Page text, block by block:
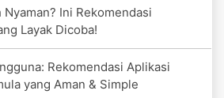
Ini Rekomendasi
Layak Dicoba!
Rekomendasi Aplikasi
yang Aman & Simple